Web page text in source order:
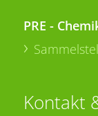
PRE -
Kontakt